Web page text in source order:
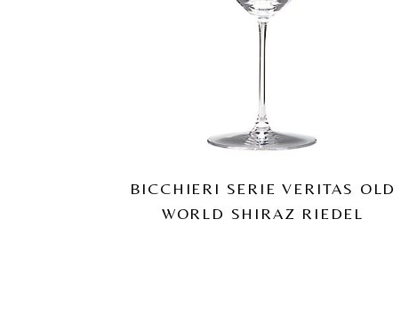
BICCHIERI SERIE VERITAS OLD
WORLD SHIRAZ RIEDEL